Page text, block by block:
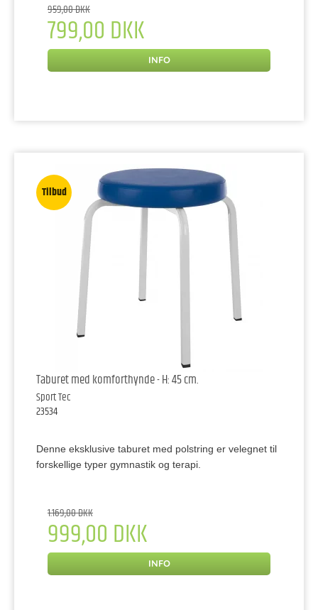
959,00 DKK
799,00 DKK
INFO
Tilbud
Taburet med komforthynde - H: 45 cm.
Sport Tec
23534
Denne eksklusive taburet med polstring er velegnet til
forskellige typer gymnastik og terapi.
1.169,00 DKK
999,00 DKK
INFO